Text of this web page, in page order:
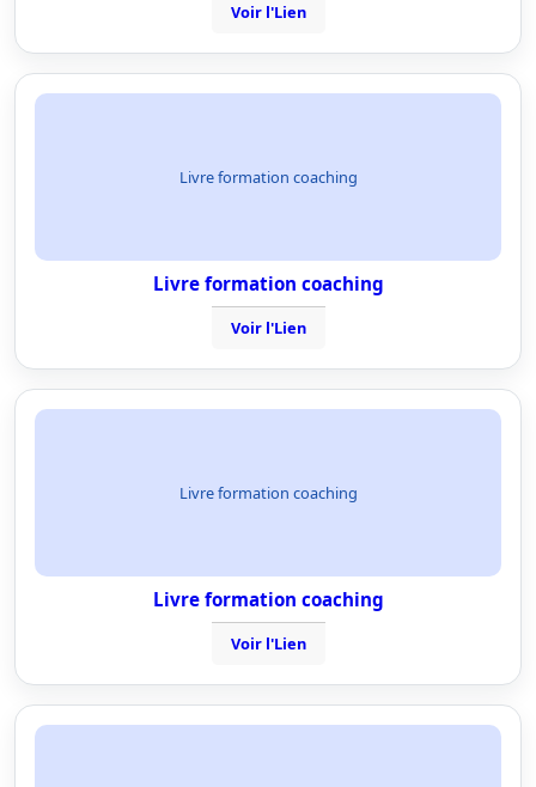
Voir l'Lien
Livre formation coaching
Livre formation coaching
Voir l'Lien
Livre formation coaching
Livre formation coaching
Voir l'Lien